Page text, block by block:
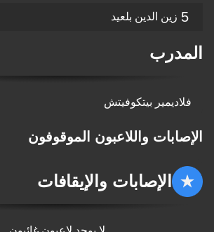
5 زين الدين بلعيد
المدرب
فلاديمير بيتكوفيتش
الإصابات واللاعبون الموقوفون
الإصابات والإيقافات